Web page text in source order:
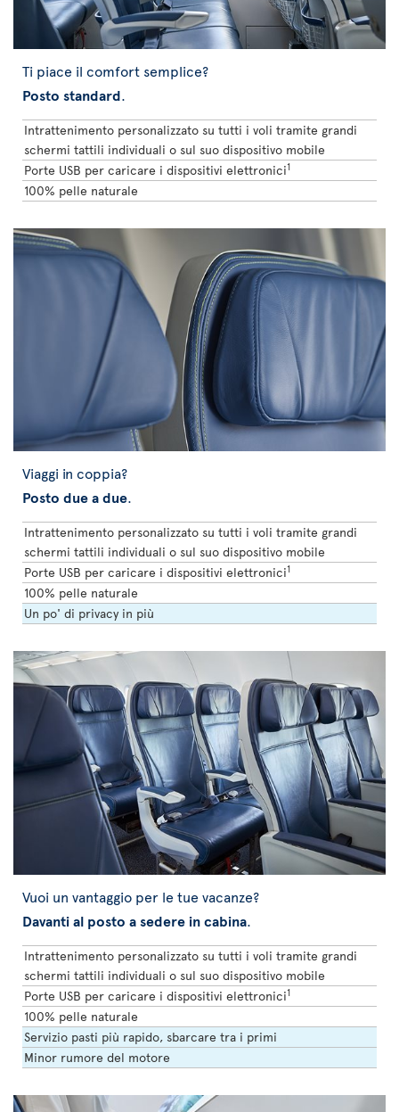
Ti piace il comfort semplice?
Posto standard.
Intrattenimento personalizzato su tutti i voli tramite grandi
schermi tattili individuali o sul suo dispositivo mobile
Porte USB per caricare i dispositivi elettronici1
100% pelle naturale
Viaggi in coppia?
Posto due a due.
Intrattenimento personalizzato su tutti i voli tramite grandi
schermi tattili individuali o sul suo dispositivo mobile
Porte USB per caricare i dispositivi elettronici1
100% pelle naturale
Un po' di privacy in più
Vuoi un vantaggio per le tue vacanze?
Davanti al posto a sedere in cabina.
Intrattenimento personalizzato su tutti i voli tramite grandi
schermi tattili individuali o sul suo dispositivo mobile
Porte USB per caricare i dispositivi elettronici1
100% pelle naturale
Servizio pasti più rapido, sbarcare tra i primi
Minor rumore del motore